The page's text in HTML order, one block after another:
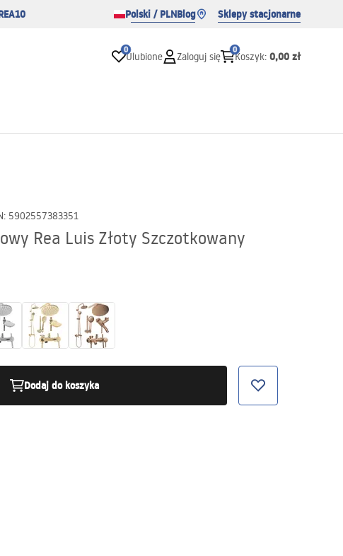
Polski / PLNBlog Sklepy stacjonarne
0
Ulubione Zaloguj się
0
Koszyk: 0,00 zł
: 5902557383351
Rea Luis Złoty Szczotkowany
Dodaj do koszyka